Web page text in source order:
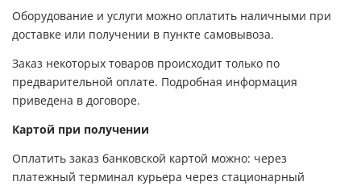
Оборудование и услуги можно оплатить наличными при
доставке или получении в пункте самовывоза.
Заказ некоторых товаров происходит только по
предварительной оплате. Подробная информация
приведена в договоре.
Картой при получении
Оплатить заказ банковской картой можно: через
платежный терминал курьера через стационарный